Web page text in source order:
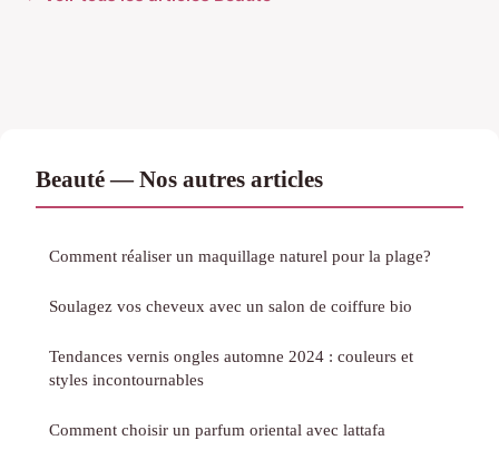
Beauté — Nos autres articles
Comment réaliser un maquillage naturel pour la plage?
Soulagez vos cheveux avec un salon de coiffure bio
Tendances vernis ongles automne 2024 : couleurs et
styles incontournables
Comment choisir un parfum oriental avec lattafa